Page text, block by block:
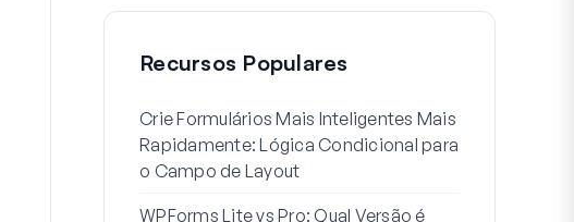
Recursos Populares
Crie Formulários Mais Inteligentes Mais
Rapidamente: Lógica Condicional para
o Campo de Layout
WPForms Lite vs Pro: Qual Versão é